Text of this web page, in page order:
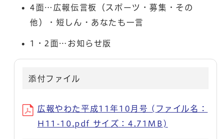
4面…広報伝言板（スポーツ・募集・その
他）・短しん・あなたも一言
1・2面…お知らせ版
添付ファイル
広報やわた平成11年10月号 (ファイル名：
H11-10.pdf サイズ：4.71MB)